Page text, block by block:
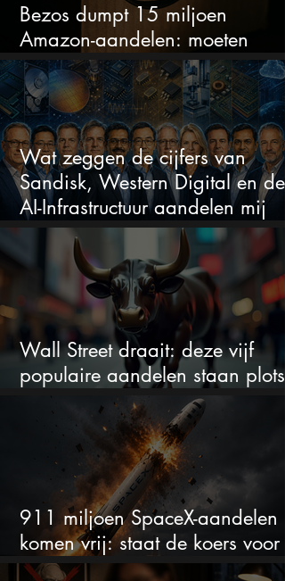
Bezos dumpt 15 miljoen
Amazon-aandelen: moeten
beleggers zich zorgen maken?
Wat zeggen de cijfers van
Sandisk, Western Digital en de
AI-Infrastructuur aandelen mij
werkelijk
Wall Street draait: deze vijf
populaire aandelen staan plots
onder spanning
911 miljoen SpaceX-aandelen
komen vrij: staat de koers voor
een nieuwe crash?